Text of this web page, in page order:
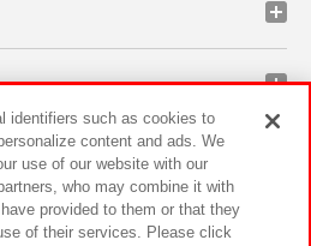
identifiers such as cookies to
content and ads. We
use of our website with our
who may combine it with
provided to them or that they
of their services. Please click